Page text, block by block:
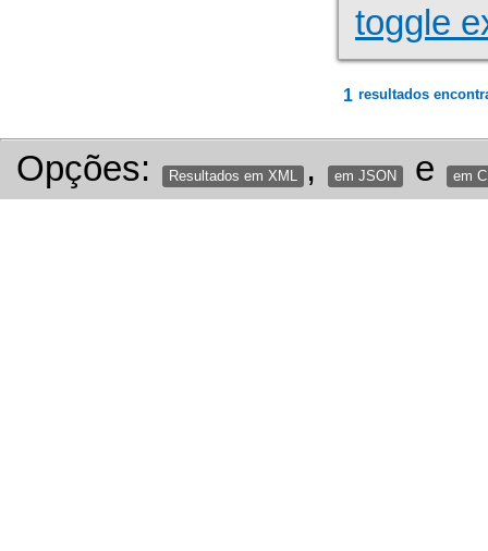
toggle
1 resultados
Opções: Resultados em XML , em JSON e em